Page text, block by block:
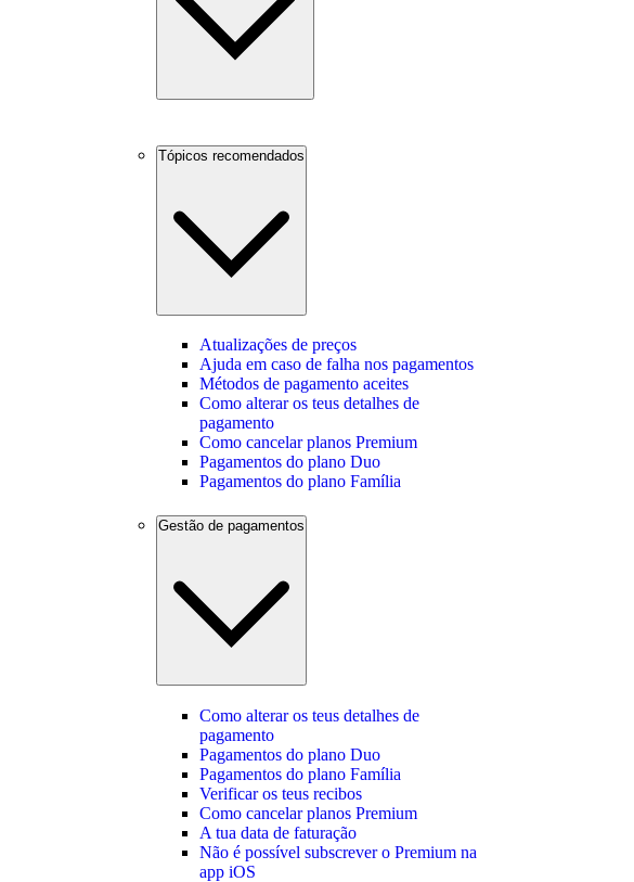
Tópicos recomendados
Atualizações de preços
Ajuda em caso de falha nos pagamentos
Métodos de pagamento aceites
Como alterar os teus detalhes de
pagamento
Como cancelar planos Premium
Pagamentos do plano Duo
Pagamentos do plano Família
Gestão de pagamentos
Como alterar os teus detalhes de
pagamento
Pagamentos do plano Duo
Pagamentos do plano Família
Verificar os teus recibos
Como cancelar planos Premium
A tua data de faturação
Não é possível subscrever o Premium na
app iOS